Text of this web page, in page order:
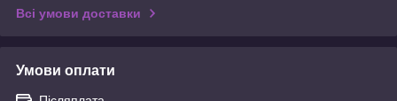
Всі умови доставки
Умови оплати